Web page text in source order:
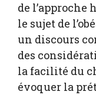
de l’approche
le sujet de
un discours
des
la facilité du
évoquer la